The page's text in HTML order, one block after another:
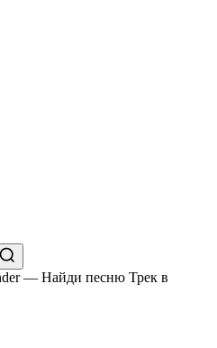
— Найди песню Трек в